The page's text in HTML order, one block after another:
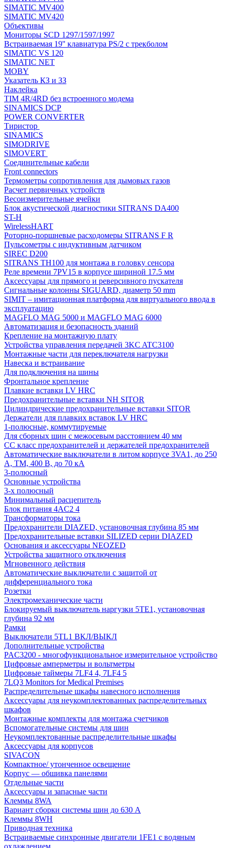
SIMATIC MV400
SIMATIC MV420
Объективы
Мониторы SCD 1297/1597/1997
Встраиваемая 19'' клавиатура PS/2 с трекболом
SIMATIC VS 120
SIMATIC NET
MOBY
Указатель КЗ и ЗЗ
Наклейка
TIM 4R/4RD без встроенного модема
SINAMICS DCP
POWER CONVERTER
Тиристор
SINAMICS
SIMODRIVE
SIMOVERT
Соединительные кабели
Front connectors
Термометры сопротивления для дымовых газов
Расчет первичных устройств
Весоизмерительные ячейки
Блок акустической диагностики SITRANS DA400
ST-H
WirelessHART
Роторно-поршневые расходомеры SITRANS F R
Пульсометры с индуктивным датчиком
SIREC D200
SITRANS TH100 для монтажа в головку сенсора
Реле времени 7PV15 в корпусе шириной 17.5 мм
Аксессуары для прямого и реверсивного пускателя
Сигнальные колонны SIGUARD, диаметр 50 mm
SIMIT – имитационная платформа для виртуального ввода в
эксплуатацию
MAGFLO MAG 5000 и MAGFLO MAG 6000
Автоматизация и безопасность зданий
Крепление на монтажную плату
Устройства управления передачей 3KC ATC3100
Монтажные части для переключателя нагрузки
Навеска и встраивание
Для подключения на шины
Фронтальное крепление
Плавкие вставки LV HRC
Предохранительные вставки NH SITOR
Цилиндрические предохранительные вставки SITOR
Держатели для плавких вставок LV HRC
1-полюсные, коммутируемые
Для сборных шин с межосевым расстоянием 40 мм
СС класс предохранителей и держателей предохранителей
Автоматические выключатели в литом корпусе 3VA1, до 250
А, TM, 400 В, до 70 кА
3-полюсный
Основные устройства
3-х полюсный
Минимальный расцепитель
Блок питания 4AC2 4
Трансформаторы тока
Предохранители DIAZED, установочная глубина 85 мм
Предохранительные вставки SILIZED серии DIAZED
Основания и аксессуары NEOZED
Устройства защитного отключения
Мгновенного действия
Автоматические выключатели с защитой от
дифференциального тока
Розетки
Электромеханические части
Блокируемый выключатель наргузки 5TE1, установочная
глубина 92 мм
Рамки
Выключатели 5TL1 ВКЛ/ВЫКЛ
Дополнительные устройства
PAC3200 - многофункциональное измерительное устройство
Цифровые амперметры и вольтметры
Цифровые таймеры 7LF4 4, 7LF4 5
7LQ3 Monitors for Medical Premises
Распределительные шкафы навесного исполнения
Аксессуары для неукомплектованных распределительных
шкафов
Монтажные комплекты для монтажа счетчиков
Вспомогательные системы для шин
Неукомплектованные распределительные шкафы
Аксессуары для корпусов
SIVACON
Компактное/ утонченное освещение
Корпус — обшивка панелями
Отдельные части
Аксессуары и запасные части
Клеммы 8WA
Вариант сборки системы шин до 630 A
Клеммы 8WH
Приводная техника
Встраиваемые синхронные двигатели 1FE1 с водяным
охлаждением